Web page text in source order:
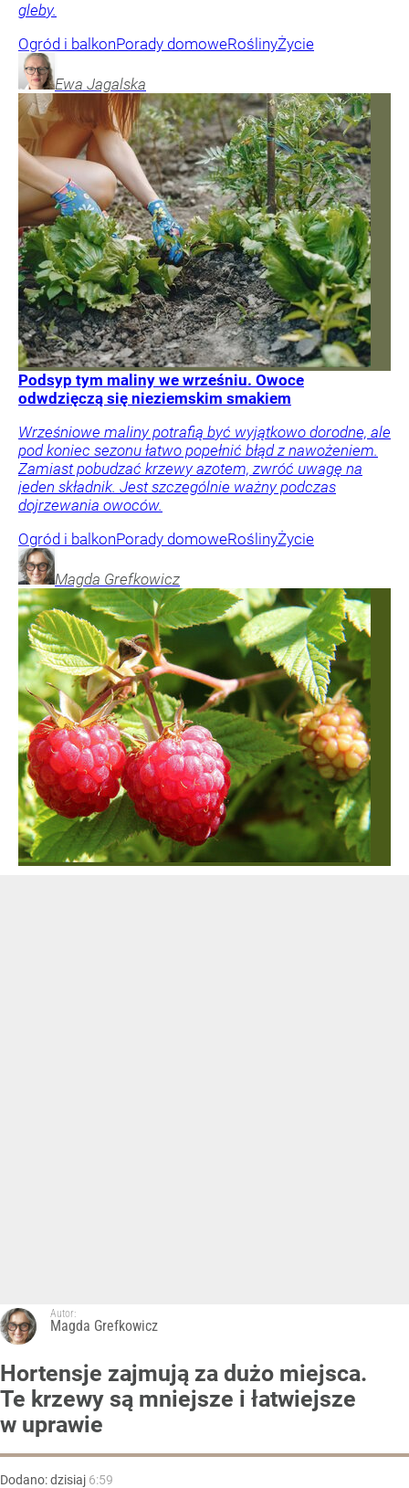
gleby.
Ogród i balkonPorady domoweRoślinyŻycie
Ewa Jagalska
Podsyp tym maliny we wrześniu. Owoce
odwdzięczą się nieziemskim smakiem
Wrześniowe maliny potrafią być wyjątkowo dorodne, ale
pod koniec sezonu łatwo popełnić błąd z nawożeniem.
Zamiast pobudzać krzewy azotem, zwróć uwagę na
jeden składnik. Jest szczególnie ważny podczas
dojrzewania owoców.
Ogród i balkonPorady domoweRoślinyŻycie
Magda Grefkowicz
Autor:
Magda Grefkowicz
Hortensje zajmują za dużo miejsca.
Te krzewy są mniejsze i łatwiejsze
w uprawie
Dodano:dzisiaj 6:59